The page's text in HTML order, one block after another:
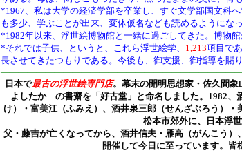
*1967、私は大学の経済学部を卒業し、すぐ文学部国文科
も多少、学ぶことが出来、変体仮名なども読めるようにな
*1982年以来、浮世絵博物館と一緒に過ごしてきた。博物
*それでは子供、というと、これら浮世絵学、 1,213項目で
長させてきたつもりである。今後も、御支援、御指導を賜
日本で最古の浮世絵専門店。幕末の開明思想家・ 佐久間象
よしたか の書齋を「好古堂」と命名しました。 1982、
け）・富美江（ふみえ）、酒井泉三郎（せんざぶろう）
松本市郊外に、日本浮
父・藤吉が亡くなってから、酒井信夫・雁高（がんこう
開催して今日に至っています。皆